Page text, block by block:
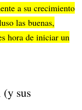
a su crecimiento
las buenas,
hora de iniciar un
(y sus